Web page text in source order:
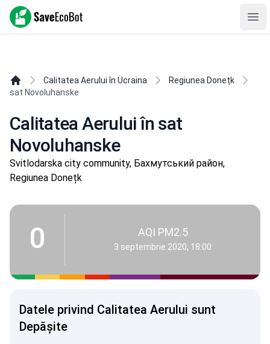
SaveEcoBot
Calitatea Aerului în Ucraina
Regiunea Donețk
sat Novoluhanske
Calitatea Aerului în sat
Novoluhanske
Svitlodarska city community, Бахмутський район,
Regiunea Donețk
0 AQI PM2.5
3 septembrie 2020, 18:00
Datele privind Calitatea Aerului sunt
Depășite